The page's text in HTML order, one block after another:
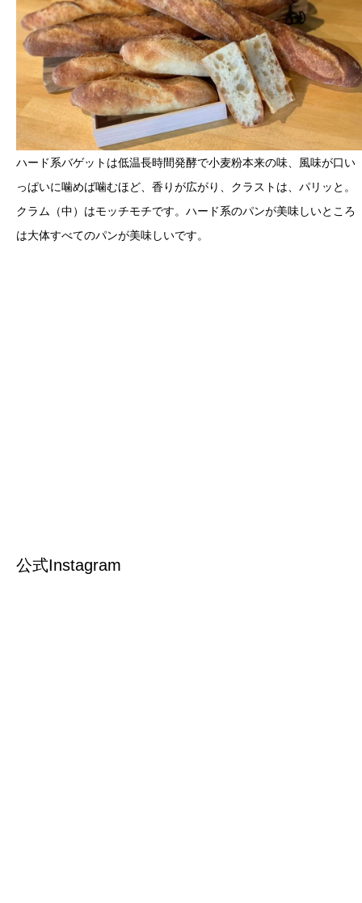
ハード系バゲットは低温長時間発酵で小麦粉本来の味、風味が口い
っぱいに噛めば噛むほど、香りが広がり、クラストは、パリッと。
クラム（中）はモッチモチです。ハード系のパンが美味しいところ
は大体すべてのパンが美味しいです。
公式Instagram